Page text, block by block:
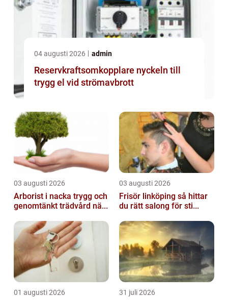
04 augusti 2026 admin
Reservkraftsomkopplare nyckeln till
trygg el vid strömavbrott
03 augusti 2026
Arborist i nacka trygg och
genomtänkt trädvård nä...
03 augusti 2026
Frisör linköping så hittar
du rätt salong för sti...
01 augusti 2026 31 juli 2026